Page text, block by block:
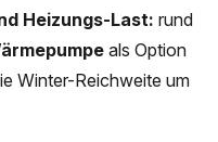
Heizungs-Last: rund
als Option
Winter-Reichweite um